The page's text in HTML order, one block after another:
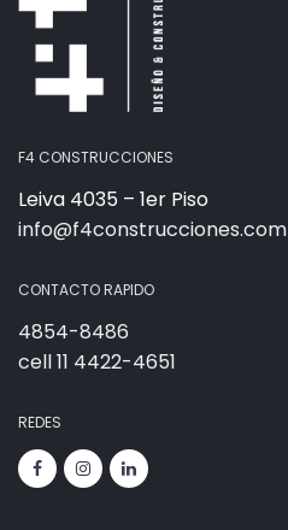
F4 CONSTRUCCIONES
Leiva 4035 – 1er Piso
info@f4construcciones.com
CONTACTO RAPIDO
4854-8486
cell 11 4422-4651
REDES